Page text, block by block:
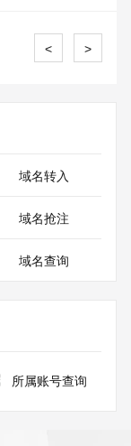
< >
域名转入
域名抢注
域名查询
所属账号查询